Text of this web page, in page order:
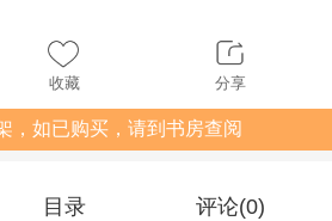
收藏 分享
，如已购买，请到书房查阅
目录 评论(0)